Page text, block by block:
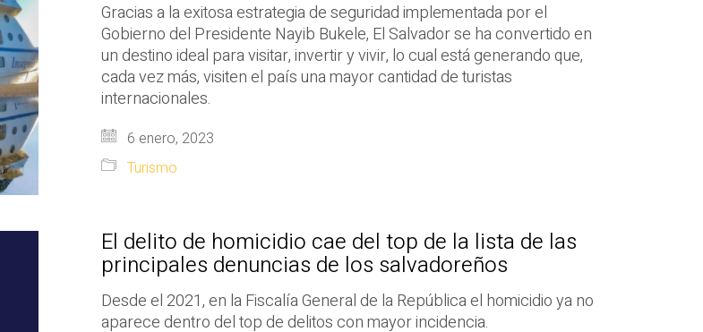
Gracias a la exitosa estrategia de seguridad implementada por el
Gobierno del Presidente Nayib Bukele, El Salvador se ha convertido en
un destino ideal para visitar, invertir y vivir, lo cual está generando que,
cada vez más, visiten el país una mayor cantidad de turistas
internacionales.
6 enero, 2023
Turismo
El delito de homicidio cae del top de la lista de las
principales denuncias de los salvadoreños
Desde el 2021, en la Fiscalía General de la República el homicidio ya no
aparece dentro del top de delitos con mayor incidencia.